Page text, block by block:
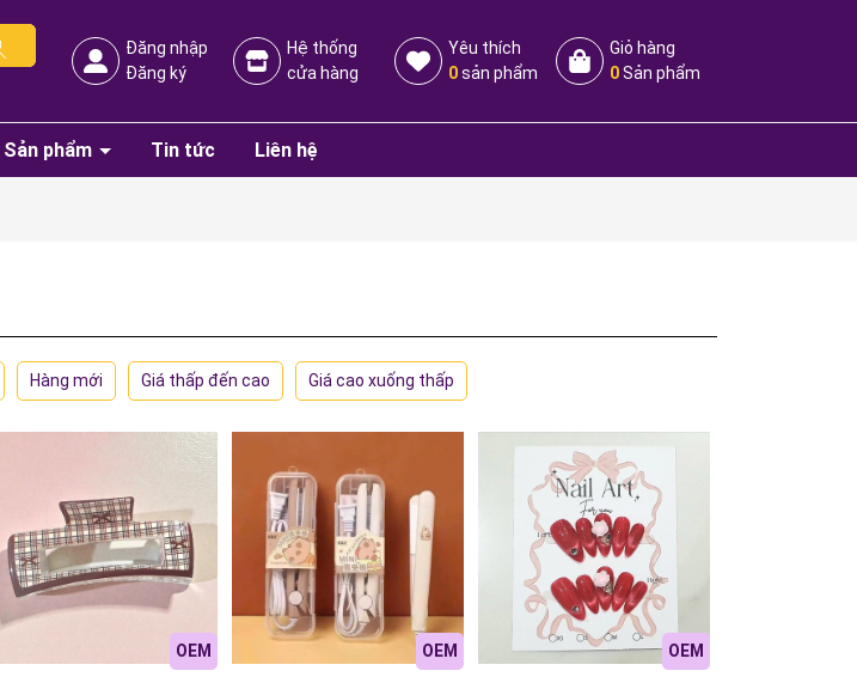
Đăng nhập
Đăng ký
Hệ thống
cửa hàng
Yêu thích
0sản phẩm
Giỏ hàng
0Sản phẩm
Sản phẩm Tin tức Liên hệ
Hàng mới Giá thấp đến cao Giá cao xuống thấp
OEM OEM OEM